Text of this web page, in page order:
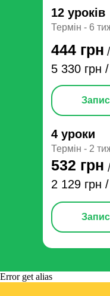
4 уроки
Термін - 2
Термін - 6
12 уроків
5 330 грн
444 грн
2 129 грн
532 грн
Error get alias